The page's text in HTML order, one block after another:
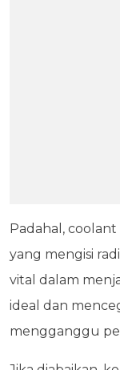
Padahal,
yang mengisi
vital dalam
ideal dan
mengganggu